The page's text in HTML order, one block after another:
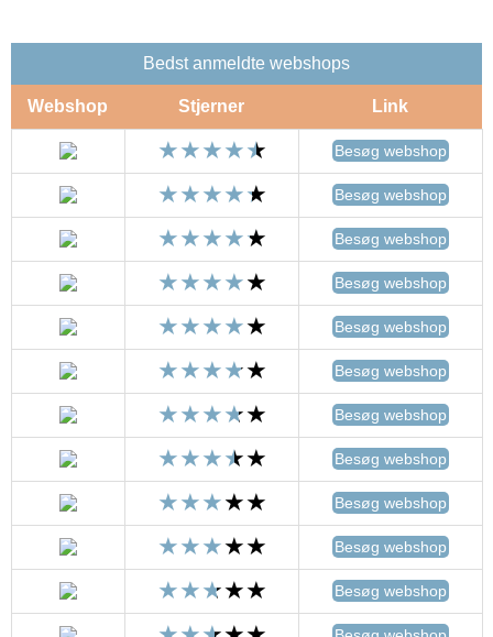
Bedst anmeldte webshops
Webshop Stjerner Link
Besøg webshop
Besøg webshop
Besøg webshop
Besøg webshop
Besøg webshop
Besøg webshop
Besøg webshop
Besøg webshop
Besøg webshop
Besøg webshop
Besøg webshop